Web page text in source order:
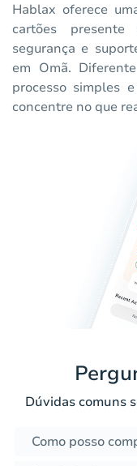
Hablax oferece
cartões presente
segurança e
em Omã.
processo simples
concentre no que
Dúvidas comuns
Como posso